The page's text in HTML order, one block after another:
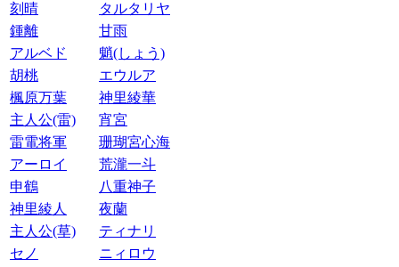
刻晴
タルタリヤ
鍾離
甘雨
アルベド
魈(しょう)
胡桃
エウルア
楓原万葉
神里綾華
主人公(雷)
宵宮
雷電将軍
珊瑚宮心海
アーロイ
荒瀧一斗
申鶴
八重神子
神里綾人
夜蘭
主人公(草)
ティナリ
セノ
ニィロウ